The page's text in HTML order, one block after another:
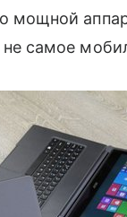
мощной
самое